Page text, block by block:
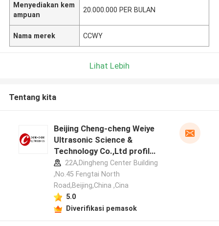
Menyediakan kem
ampuan
20.000.000 PER BULAN
Nama merek CCWY
Lihat Lebih
Tentang kita
Beijing Cheng-cheng Weiye
Ultrasonic Science &
Technology Co.,Ltd profil
pabrikan
22A,Dingheng Center Building
,No.45 Fengtai North
Road,Beijing,China ,Cina
5.0
Diverifikasi pemasok